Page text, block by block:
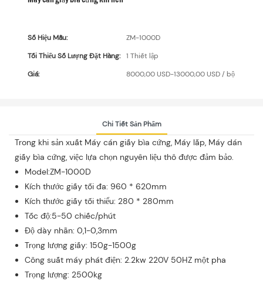
Số Hiệu Mẫu:
ZM-1000D
Tối Thiểu Số Lượng Đặt Hàng:
1 Thiết lập
Giá:
8000,00 USD-13000,00 USD / bộ
Chi Tiết Sản Phẩm
Trong khi sản xuất Máy cán giấy bìa cứng, Máy lắp, Máy dán
giấy bìa cứng, việc lựa chọn nguyên liệu thô được đảm bảo.
Model:ZM-1000D
Kích thước giấy tối đa: 960 * 620mm
Kích thước giấy tối thiểu: 280 * 280mm
Tốc độ:5-50 chiếc/phút
Độ dày nhãn: 0,1-0,3mm
Trọng lượng giấy: 150g-1500g
Công suất máy phát điện: 2.2kw 220V 50HZ một pha
Trọng lượng: 2500kg